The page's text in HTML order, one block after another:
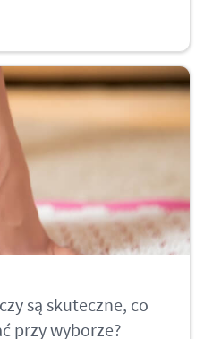
są skuteczne, co
przy wyborze?